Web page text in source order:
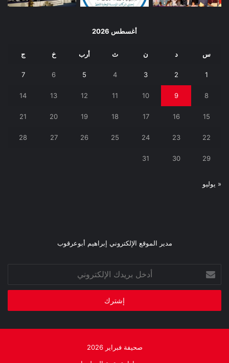
أغسطس 2026
س د ن ث أرب خ ج
1
2
3
4
5
6
7
8
9
10
11
12
13
14
15
16
17
18
19
20
21
22
23
24
25
26
27
28
29
30
31
« يوليو
مدير الموقع الإلكتروني إبراهيم أبوعرقوب
بريدك
الإلكتروني
صحيفة فبراير 2026